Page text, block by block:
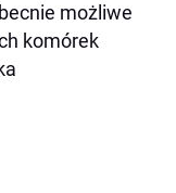
możliwe
komórek